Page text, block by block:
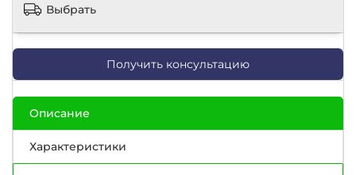
Выбрать
Получить консультацию
Описание
Характеристики